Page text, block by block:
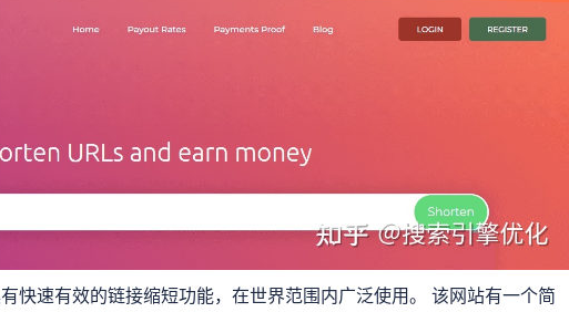
快速有效的链接缩短功能，在世界范围内广泛使用。 该网站有一个简